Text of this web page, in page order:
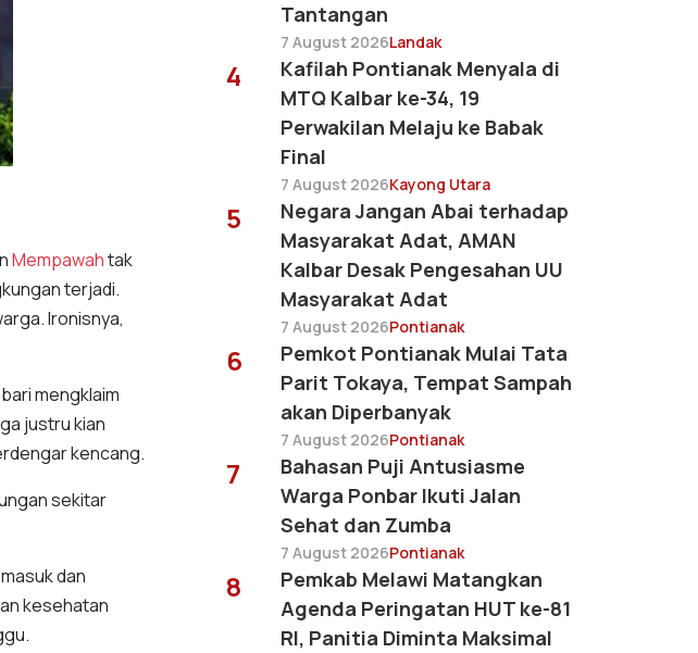
Mempawahtak
terjadi.
Ironisnya,
mengklaim
justru kian
kencang.
sekitar
dan
kesehatan
Tantangan
7 August 2026Landak
4
Kafilah Pontianak Menyala di
MTQ Kalbar ke-34, 19
Perwakilan Melaju ke Babak
Final
7 August 2026Kayong Utara
5
Negara Jangan Abai terhadap
Masyarakat Adat, AMAN
Kalbar Desak Pengesahan UU
Masyarakat Adat
7 August 2026Pontianak
6
Pemkot Pontianak Mulai Tata
Parit Tokaya, Tempat Sampah
akan Diperbanyak
7 August 2026Pontianak
7
Bahasan Puji Antusiasme
Warga Ponbar Ikuti Jalan
Sehat dan Zumba
7 August 2026Pontianak
8
Pemkab Melawi Matangkan
Agenda Peringatan HUT ke-81
RI, Panitia Diminta Maksimal